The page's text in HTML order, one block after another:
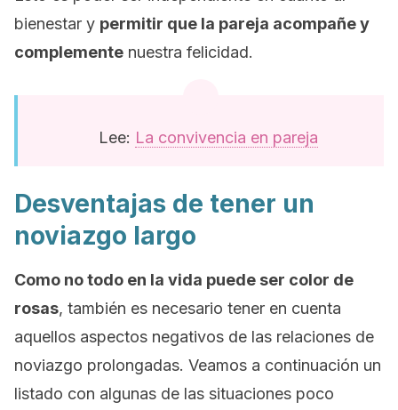
bienestar y permitir que la pareja acompañe y
complemente nuestra felicidad.
Lee: La convivencia en pareja
Desventajas de tener un
noviazgo largo
Como no todo en la vida puede ser color de
rosas, también es necesario tener en cuenta
aquellos aspectos negativos de las relaciones de
noviazgo prolongadas. Veamos a continuación un
listado con algunas de las situaciones poco